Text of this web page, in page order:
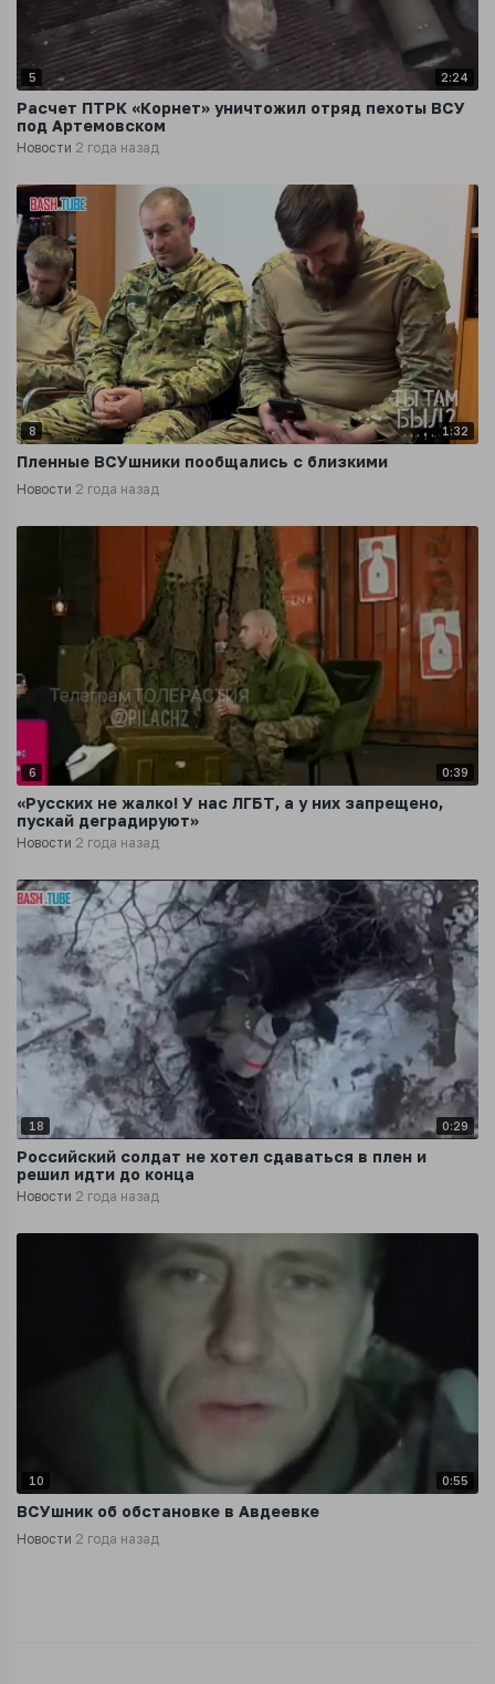
5 2:24
Расчет ПТРК «Корнет» уничтожил отряд пехоты ВСУ
под Артемовском
Новости 2 года назад
8 1:32
Пленные ВСУшники пообщались с близкими
Новости 2 года назад
6 0:39
«Русских не жалко! У нас ЛГБТ, а у них запрещено,
пускай деградируют»
Новости 2 года назад
18 0:29
Российский солдат не хотел сдаваться в плен и
решил идти до конца
Новости 2 года назад
10 0:55
ВСУшник об обстановке в Авдеевке
Новости 2 года назад